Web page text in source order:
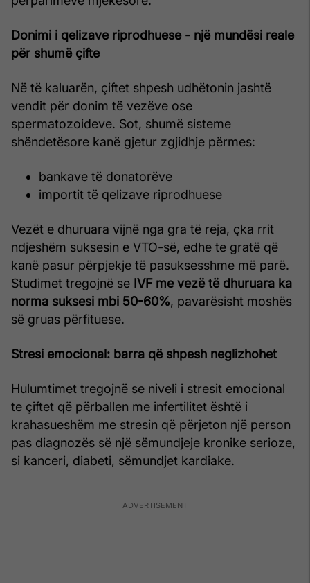
Donimi i qelizave riprodhuese - një mundësi reale
për shumë çifte
Në të kaluarën, çiftet shpesh udhëtonin jashtë
vendit për donim të vezëve ose
spermatozoideve. Sot, shumë sisteme
shëndetësore kanë gjetur zgjidhje përmes:
bankave të donatorëve
importit të qelizave riprodhuese
Vezët e dhuruara vijnë nga gra të reja, çka rrit
ndjeshëm suksesin e VTO-së, edhe te gratë që
kanë pasur përpjekje të pasuksesshme më parë.
Studimet tregojnë se IVF me vezë të dhuruara ka
norma suksesi mbi 50-60%, pavarësisht moshës
së gruas përfituese.
Stresi emocional: barra që shpesh neglizhohet
Hulumtimet tregojnë se niveli i stresit emocional
te çiftet që përballen me infertilitet është i
krahasueshëm me stresin që përjeton një person
pas diagnozës së një sëmundjeje kronike serioze,
si kanceri, diabeti, sëmundjet kardiake.